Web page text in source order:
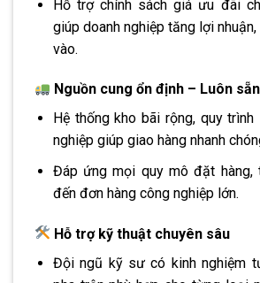
Hỗ trợ chính sách giá ưu đãi
giúp doanh nghiệp tăng lợi
vào.
Nguồn cung ổn định – Luôn
Hệ thống kho bãi rộng, quy
nghiệp giúp giao hàng nhanh
Đáp ứng mọi quy mô đặt
đến đơn hàng công nghiệp lớn.
Hỗ trợ kỹ thuật chuyên sâu
Đội ngũ kỹ sư có kinh nghiệm